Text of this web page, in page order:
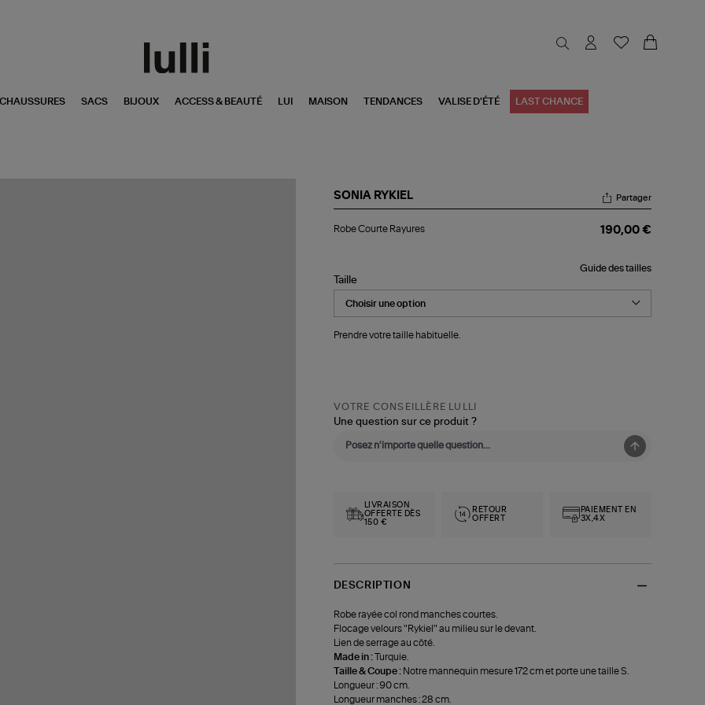
CHAUSSURES SACS BIJOUX ACCESS & BEAUTÉ LUI MAISON TENDANCES VALISE D'ÉTÉ LAST CHANCE
SONIA RYKIEL
Courte
Partager
Robe Courte Rayures 190,00 €
Guide des tailles
Taille
Prendre votre taille habituelle.
VOTRE CONSEILLÈRE LULLI
Une question sur ce produit ?
LIVRAISON
OFFERTE DÈS
150 €
RETOUR
OFFERT
PAIEMENT EN
3X,4X
DESCRIPTION
Robe rayée col rond manches courtes.
Flocage velours "Rykiel" au milieu sur le devant.
Lien de serrage au côté.
Made in :Turquie.
Taille & Coupe : Notre mannequin mesure 172 cm et porte une taille S.
Longueur : 90 cm.
Longueur manches : 28 cm.